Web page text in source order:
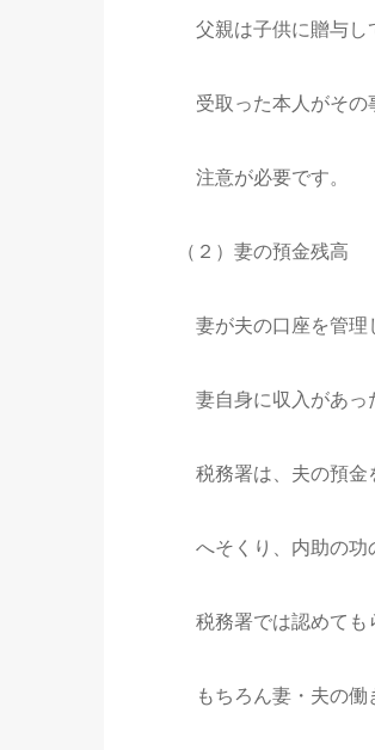
父親は子供に贈与して
受取った本人がその事
注意が必要です。
（２）妻の預金残高
妻が夫の口座を管理し
妻自身に収入があった
税務署は、夫の預金を
へそくり、内助の功の
税務署では認めても
もちろん妻・夫の働